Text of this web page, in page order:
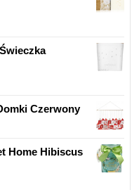
Czerwony
Home Hibiscus